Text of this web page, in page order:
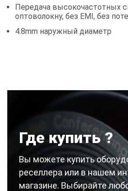
Передача высокочастотных
оптоволокну, без EMI, без
4.8mm наружный диаметр
Где купить ?
Вы можете купить
реселлера или в нашем
магазине. Выбирайте